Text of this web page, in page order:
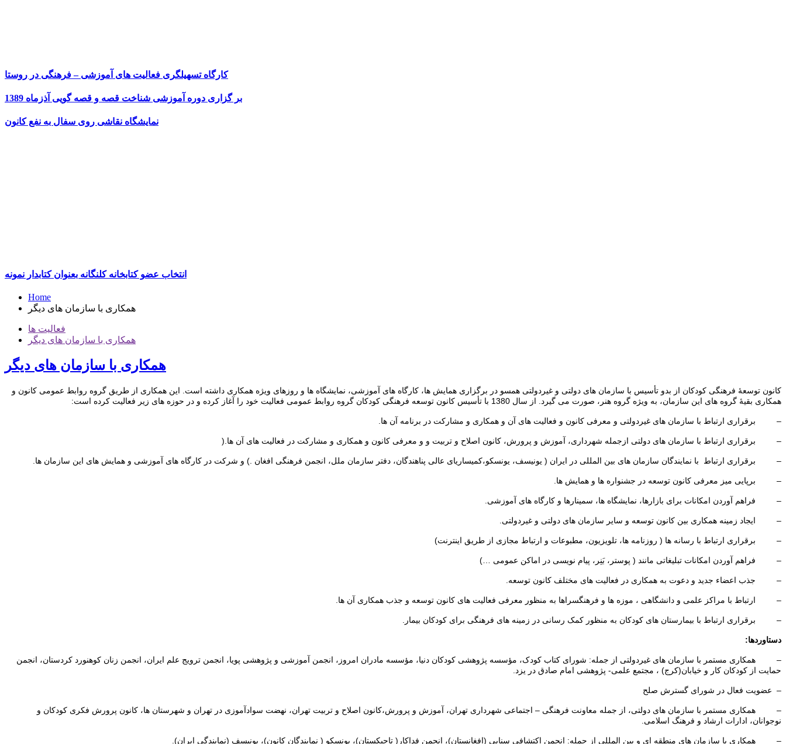
کارگاه تسهیلگری فعالیت های آموزشی – فرهنگی در روستا
بر گزاری دوره آموزشی شناخت قصه و قصه گویی آذزماه 1389
نمایشگاه نقاشی روی سفال به نفع کانون
انتخاب عضو کتابخانه کلنگانه بعنوان کتابدار نمونه
Home
همکاری با سازمان های دیگر
فعالیت ها
همکاری با سازمان های دیگر
همکاری با سازمان های دیگر
کانون توسعۀ فرهنگی کودکان از بدو تأسیس با سازمان های دولتی و غیردولتی همسو در برگزاری همایش ها، کارگاه های آموزشی، نمایشگاه ها و روزهای ویژه همکاری داشته است. این همکاری از طریق گروه روابط عمومی کانون و
همکاری بقیۀ گروه های این سازمان، به ویژه گروه هنر، صورت می گیرد. از سال 1380 با تأسیس کانون توسعه فرهنگی کودکان گروه روابط عمومی فعالیت خود را آغاز کرده و در حوزه های زیر فعالیت کرده است:
– برقراری ارتباط با سازمان های غیردولتی و معرفی کانون و فعالیت های آن و همکاری و مشارکت در برنامه آن ها.
– برقراری ارتباط با سازمان های دولتی ازجمله شهرداری، آموزش و پرورش، کانون اصلاح و تربیت و و معرفی کانون و همکاری و مشارکت در فعالیت های آن ها.(
– برقراری ارتباط با نمایندگان سازمان های بین المللی در ایران ( یونیسف، یونسکو،کمیساریای عالی پناهندگان، دفتر سازمان ملل، انجمن فرهنگی افغان .) و شرکت در کارگاه های آموزشی و همایش های این سازمان ها.
– برپایی میز معرفی کانون توسعه در جشنواره ها و همایش ها.
– فراهم آوردن امکانات برای بازارها، نمایشگاه ها، سمینارها و کارگاه های آموزشی.
– ایجاد زمینه همکاری بین کانون توسعه و سایر سازمان های دولتی و غیردولتی.
– برقراری ارتباط با رسانه ها ( روزنامه ها، تلویزیون، مطبوعات و ارتباط مجازی از طریق اینترنت)
– فراهم آوردن امکانات تبلیغاتی مانند ( پوستر، بَنِر، پیام نویسی در اماکن عمومی …)
– جذب اعضاء جدید و دعوت به همکاری در فعالیت های مختلف کانون توسعه.
– ارتباط با مراکز علمی و دانشگاهی ، موزه ها و فرهنگسراها به منظور معرفی فعالیت های کانون توسعه و جذب همکاری آن ها.
– برقراری ارتباط با بیمارستان های کودکان به منظور کمک رسانی در زمینه های فرهنگی برای کودکان بیمار.
دستاوردها:
– همکاری مستمر با سازمان های غیردولتی از جمله: شورای کتاب کودک، مؤسسه پژوهشی کودکان دنیا، مؤسسه مادران امروز، انجمن آموزشی و پژوهشی پویا، انجمن ترویج علم ایران، انجمن زنان کوهنورد کردستان، انجمن
حمایت از کودکان کار و خیابان(کرج) ، مجتمع علمی- پژوهشی امام صادق در یزد.
– عضویت فعال در شورای گسترش صلح
– همکاری مستمر با سازمان های دولتی، از جمله معاونت فرهنگی – اجتماعی شهرداری تهران، آموزش و پرورش،کانون اصلاح و تربیت تهران، نهضت سوادآموزی در تهران و شهرستان ها، کانون پرورش فکری کودکان و
نوجوانان، ادارات ارشاد و فرهنگ اسلامی.
– همکاری با سازمان های منطقه ای و بین المللی از جمله: انجمن اکتشافی سنایی (افغانستان)، انجمن فداکار( تاجیکستان)، یونسکو ( نمایندگان کانون)، یونیسف (نمایندگی ایران).